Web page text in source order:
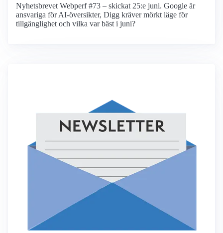
Nyhetsbrevet Webperf #73 – skickat 25:e juni. Google är
ansvariga för AI-översikter, Digg kräver mörkt läge för
tillgänglighet och vilka var bäst i juni?